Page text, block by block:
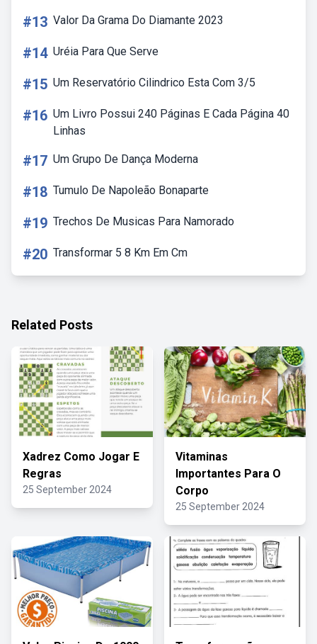
#13 Valor Da Grama Do Diamante 2023
#14 Uréia Para Que Serve
#15 Um Reservatório Cilindrico Esta Com 3/5
#16 Um Livro Possui 240 Páginas E Cada Página 40
Linhas
#17 Um Grupo De Dança Moderna
#18 Tumulo De Napoleão Bonaparte
#19 Trechos De Musicas Para Namorado
#20 Transformar 5 8 Km Em Cm
Related Posts
Xadrez Como Jogar E
Regras
25 September 2024
Vitaminas
Importantes Para O
Corpo
25 September 2024